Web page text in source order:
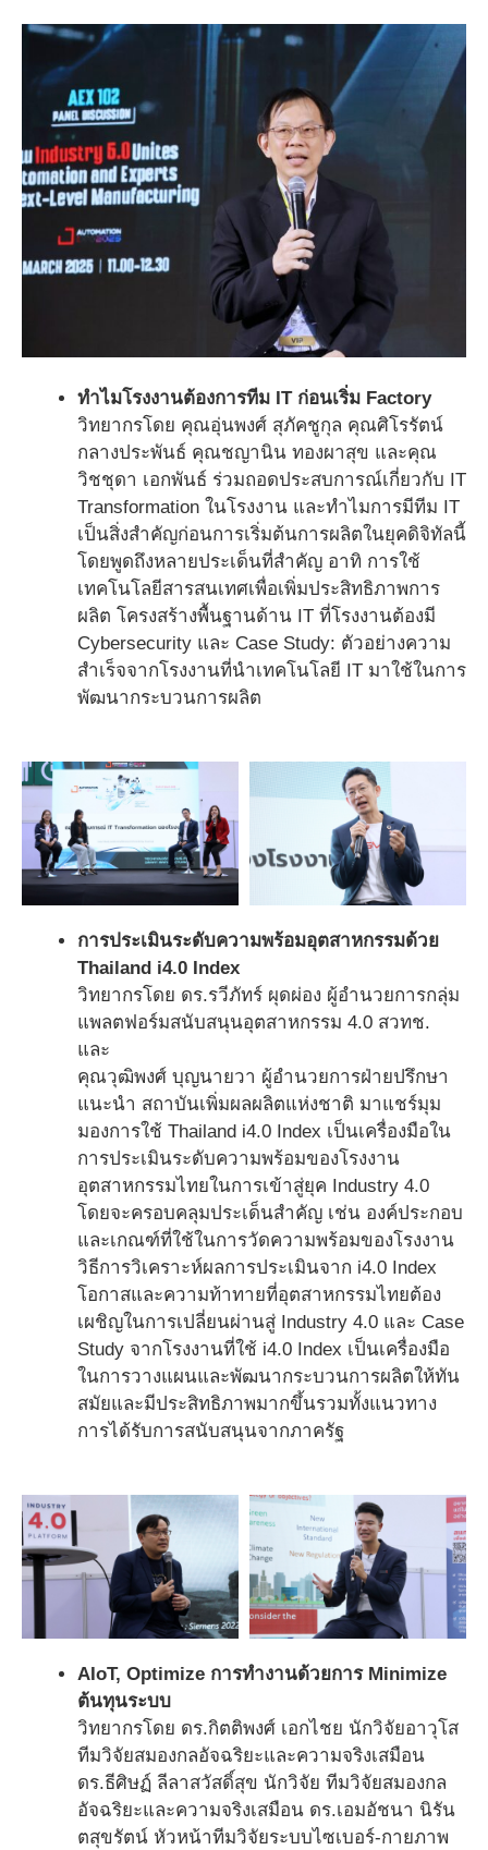
ทำไมโรงงานต้องการทีม IT ก่อนเริ่ม Factory
วิทยากรโดย คุณอุ่นพงศ์ สุภัคชูกุล คุณศิโรรัตน์
กลางประพันธ์ คุณชญานิน ทองผาสุข และคุณ
วิชชุดา เอกพันธ์ ร่วมถอดประสบการณ์เกี่ยวกับ IT
Transformation ในโรงงาน และทำไมการมีทีม IT
เป็นสิ่งสำคัญก่อนการเริ่มต้นการผลิตในยุคดิจิทัลนี้
โดยพูดถึงหลายประเด็นที่สำคัญ อาทิ การใช้
เทคโนโลยีสารสนเทศเพื่อเพิ่มประสิทธิภาพการ
ผลิต โครงสร้างพื้นฐานด้าน IT ที่โรงงานต้องมี
Cybersecurity และ Case Study: ตัวอย่างความ
สำเร็จจากโรงงานที่นำเทคโนโลยี IT มาใช้ในการ
พัฒนากระบวนการผลิต
การประเมินระดับความพร้อมอุตสาหกรรมด้วย
Thailand i4.0 Index
วิทยากรโดย ดร.รวีภัทร์ ผุดผ่อง ผู้อำนวยการกลุ่ม
แพลตฟอร์มสนับสนุนอุตสาหกรรม 4.0 สวทช.
และ
คุณวุฒิพงศ์ บุญนายวา ผู้อำนวยการฝ่ายปรึกษา
แนะนำ สถาบันเพิ่มผลผลิตแห่งชาติ มาแชร์มุม
มองการใช้ Thailand i4.0 Index เป็นเครื่องมือใน
การประเมินระดับความพร้อมของโรงงาน
อุตสาหกรรมไทยในการเข้าสู่ยุค Industry 4.0
โดยจะครอบคลุมประเด็นสำคัญ เช่น องค์ประกอบ
และเกณฑ์ที่ใช้ในการวัดความพร้อมของโรงงาน
วิธีการวิเคราะห์ผลการประเมินจาก i4.0 Index
โอกาสและความท้าทายที่อุตสาหกรรมไทยต้อง
เผชิญในการเปลี่ยนผ่านสู่ Industry 4.0 และ Case
Study จากโรงงานที่ใช้ i4.0 Index เป็นเครื่องมือ
ในการวางแผนและพัฒนากระบวนการผลิตให้ทัน
สมัยและมีประสิทธิภาพมากขึ้นรวมทั้งแนวทาง
การได้รับการสนับสนุนจากภาครัฐ
AIoT, Optimize การทํางานด้วยการ Minimize
ต้นทุนระบบ
วิทยากรโดย ดร.กิตติพงศ์ เอกไชย นักวิจัยอาวุโส
ทีมวิจัยสมองกลอัจฉริยะและความจริงเสมือน
ดร.ธีศิษฏ์ ลีลาสวัสดิ์สุข นักวิจัย ทีมวิจัยสมองกล
อัจฉริยะและความจริงเสมือน ดร.เอมอัชนา นิรัน
ตสุขรัตน์ หัวหน้าทีมวิจัยระบบไซเบอร์-กายภาพ